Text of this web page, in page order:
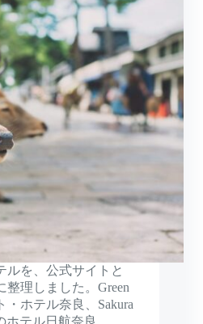
ルを、公式サイトと
理しました。Green
ホテル奈良、Sakura
テル日航奈良、